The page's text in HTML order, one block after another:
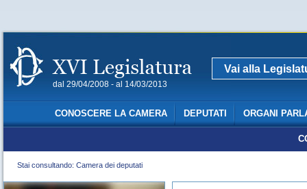
dal 29/04/2008 - al 14/03/2013
Vai alla
CONOSCERE LA CAMERA DEPUTATI ORGANI
Stai consultando: Camera dei deputati